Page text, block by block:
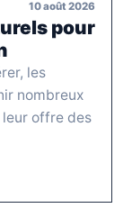
10 août 2026
pour
les
nombreux
leur offre des